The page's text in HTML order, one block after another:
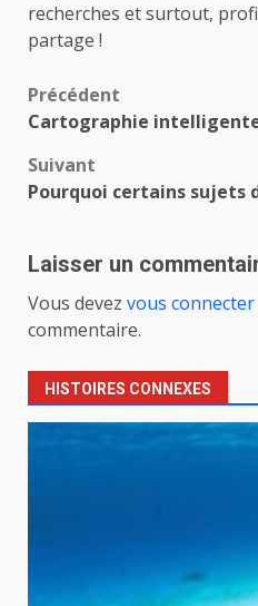
recherches et surtout,
partage !
Navigation
d’article
Précédent
Cartographie
Suivant
Pourquoi certains sujets
Laisser un
Vous devez vous connecter
commentaire.
HISTOIRES CONNEXES